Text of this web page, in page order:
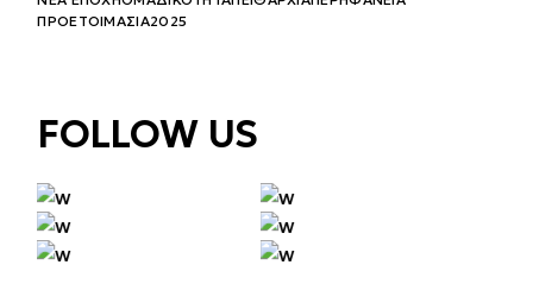
ΠΡΟΕΤΟΙΜΑΣΊΑ2025
FOLLOW US